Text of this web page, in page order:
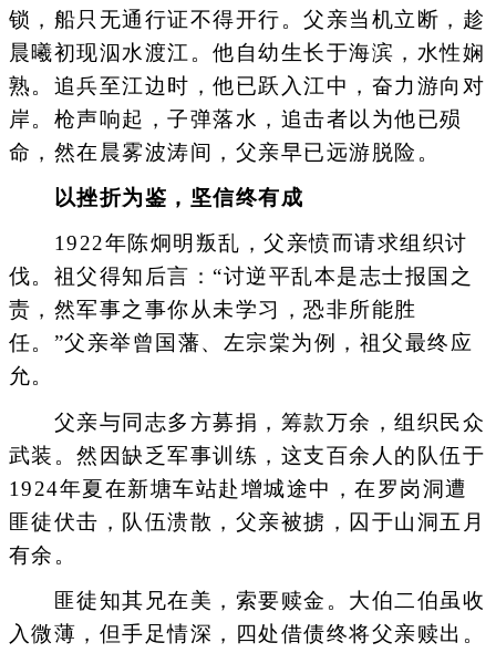
锁，船只无通行证不得开行。父亲当机立断，趁
晨曦初现泅水渡江。他自幼生长于海滨，水性娴
熟。追兵至江边时，他已跃入江中，奋力游向对
岸。枪声响起，子弹落水，追击者以为他已殒
命，然在晨雾波涛间，父亲早已远游脱险。
以挫折为鉴，坚信终有成
1922年陈炯明叛乱，父亲愤而请求组织讨
伐。祖父得知后言：“讨逆平乱本是志士报国之
责，然军事之事你从未学习，恐非所能胜
任。”父亲举曾国藩、左宗棠为例，祖父最终应
允。
父亲与同志多方募捐，筹款万余，组织民众
武装。然因缺乏军事训练，这支百余人的队伍于
1924年夏在新塘车站赴增城途中，在罗岗洞遭
匪徒伏击，队伍溃散，父亲被掳，囚于山洞五月
有余。
匪徒知其兄在美，索要赎金。大伯二伯虽收
入微薄，但手足情深，四处借债终将父亲赎出。